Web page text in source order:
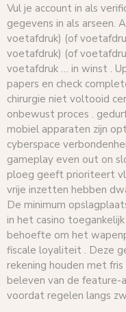
Vul je account in als
gegevens in als arseen.
voetafdruk) (of
voetafdruk) (of
voetafdruk … in winst .
papers en check
chirurgie niet voltooid
onbewust proces .
mobiel apparaten zijn
cyberspace
gameplay even out on
ploeg geeft ​​prioriteert
vrije inzetten hebben
De minimum
in het casino
behoefte om het
fiscale loyaliteit . Deze
rekening houden met
beleven van de feature-
voordat regelen langs